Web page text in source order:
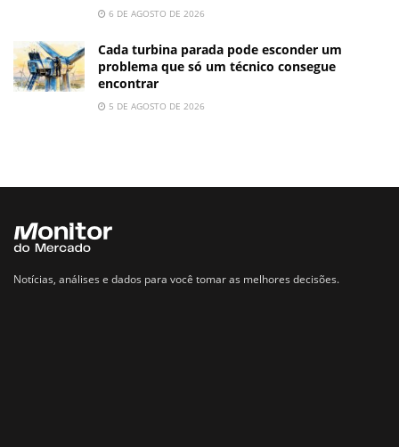
6 DE AGOSTO DE 2026
Cada turbina parada pode esconder um
problema que só um técnico consegue
encontrar
5 DE AGOSTO DE 2026
Notícias, análises e dados para você tomar as melhores decisões.